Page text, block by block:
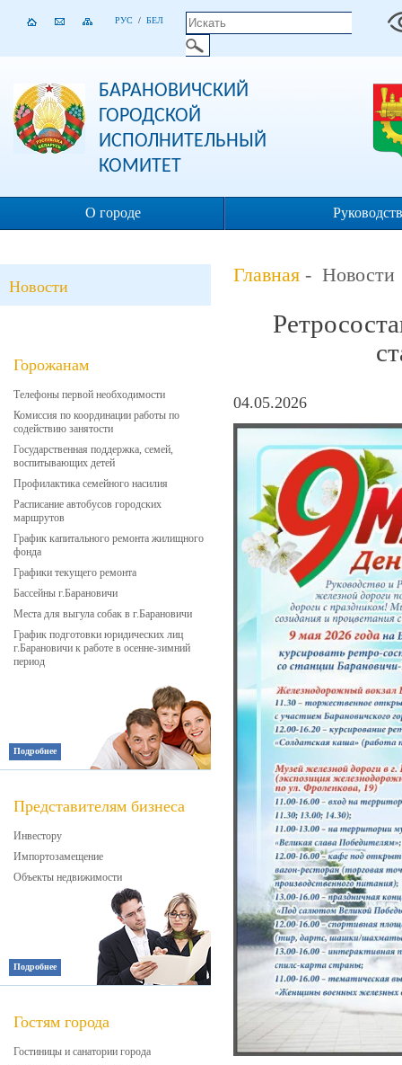
РУС / БЕЛ
БАРАНОВИЧСКИЙ
ГОРОДСКОЙ
ИСПОЛНИТЕЛЬНЫЙ
КОМИТЕТ
О городе
Новости
Горожанам
Телефоны первой необходимости
Комиссия по координации работы по
содействию занятости
Государственная поддержка, семей,
воспитывающих детей
Профилактика семейного насилия
Расписание автобусов городских
маршрутов
График капитального ремонта жилищного
фонда
Графики текущего ремонта
Бассейны г.Барановичи
Места для выгула собак в г.Барановичи
График подготовки юридических лиц
г.Барановичи к работе в осенне-зимний
период
Подробнее
Представителям бизнеса
Инвестору
Импортозамещение
Объекты недвижимости
Подробнее
Гостям города
Гостиницы и санатории города
Главная - Новости
04.05.2026